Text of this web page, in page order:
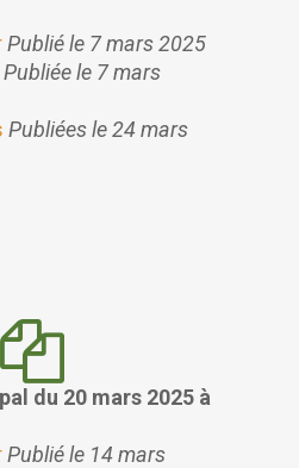
Publié le 7 mars 2025
Publiée le 7 mars
Publiées le 24 mars
du 20 mars 2025 à
Publié le 14 mars